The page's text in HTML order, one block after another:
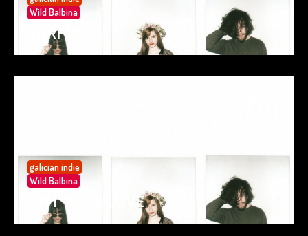
Wild Balbina
SURFIN’
galician indie
Wild Balbina
SPIT YOUR LOVE